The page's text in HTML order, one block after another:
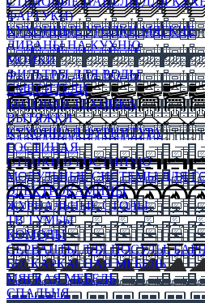
ФАРТУКИ)
КУХОННЫЕ УГОЛКИ МЯГКИЕ
ДИВАНЫ НА КУХНЮ
МОЙКИ
ФИЛЬТРЫ ДЛЯ ВОДЫ
СМЕСИТЕЛИ
БЫТОВАЯ ТЕХНИКА
ВЫТЯЖКИ
КУХОННАЯ ФУРНИТУРА
ГОСТИНАЯ
СТЕНКИ В ГОСТИНУЮ
МОДУЛЬНЫЕ СИСТЕМЫ ДЛЯ
ЭЛЕКТРОКАМИНЫ
ЖУРНАЛЬНЫЕ СТОЛЫ
ТВ ТУМБЫ
КОМОДЫ
СЕРВАНТЫ ДЛЯ ПОСУДЫ,
БЕСКАРКАСНАЯ МЕБЕЛЬ
МЯГКАЯ МЕБЕЛЬ
СПАЛЬНЯ